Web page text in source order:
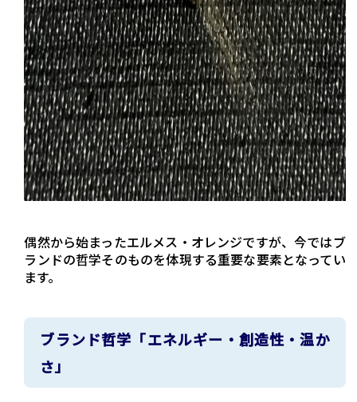
偶然から始まったエルメス・オレンジですが、今ではブ
ランドの哲学そのものを体現する重要な要素となってい
ます。
ブランド哲学「エネルギー・創造性・温か
さ」